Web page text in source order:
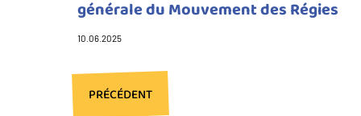
générale du Mouvement des Régies
10.06.2025
Pagination
PAGE
PRÉCÉDENT